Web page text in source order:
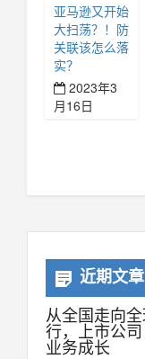
亚马逊又开始
大扫荡？！防
关联该怎么落
实？
2023年3
月16日
近期文章
从全国走向
行，上市公
业务成长